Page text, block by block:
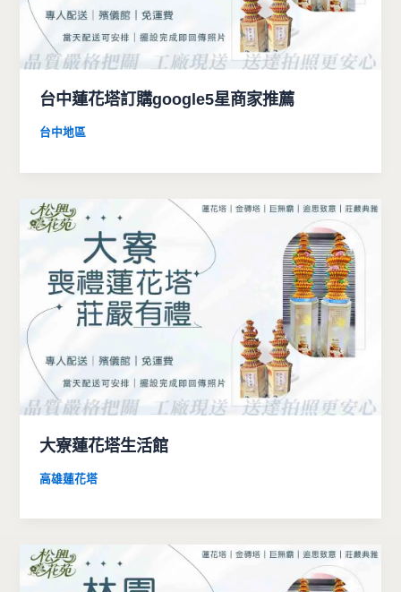
台中蓮花塔訂購google5星商家推薦
台中地區
大寮蓮花塔生活館
高雄蓮花塔